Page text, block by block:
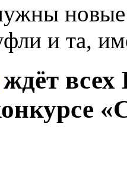
и та,